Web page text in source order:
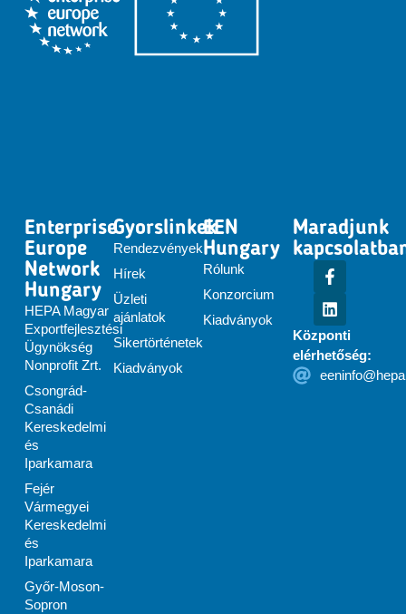
Enterprise
Europe
Network
Hungary
HEPA Magyar
Exportfejlesztési
Ügynökség
Nonprofit Zrt.
Csongrád-
Csanádi
Kereskedelmi
és
Iparkamara
Fejér
Vármegyei
Kereskedelmi
és
Iparkamara
Győr-Moson-
Sopron
Gyorslinkek
Rendezvények
Hírek
Üzleti
ajánlatok
Sikertörténetek
Kiadványok
EEN
Hungary
Rólunk
Konzorcium
Kiadványok
Maradjunk
Központi
elérhetőség: